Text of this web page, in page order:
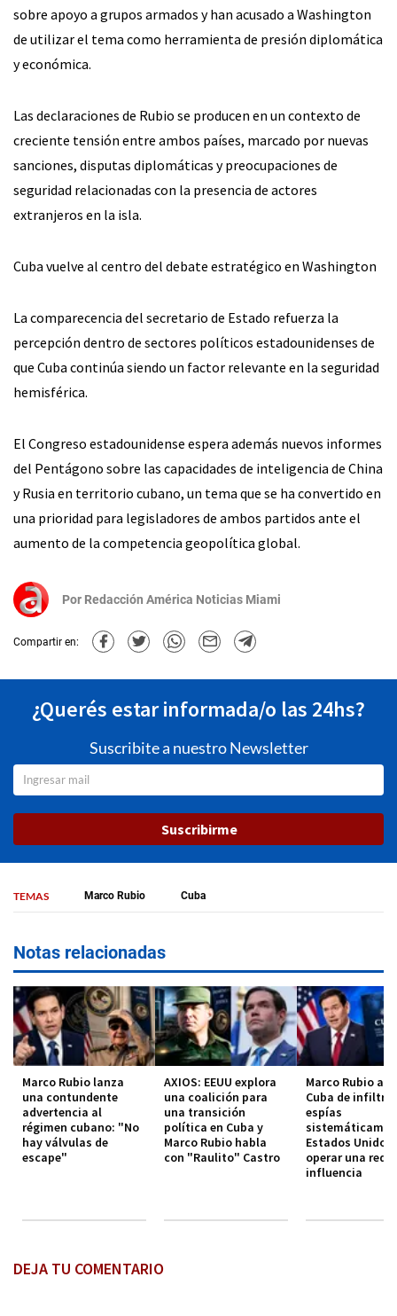
sobre apoyo a grupos armados y han acusado a Washington
de utilizar el tema como herramienta de presión diplomática
y económica.
Las declaraciones de Rubio se producen en un contexto de
creciente tensión entre ambos países, marcado por nuevas
sanciones, disputas diplomáticas y preocupaciones de
seguridad relacionadas con la presencia de actores
extranjeros en la isla.
Cuba vuelve al centro del debate estratégico en Washington
La comparecencia del secretario de Estado refuerza la
percepción dentro de sectores políticos estadounidenses de
que Cuba continúa siendo un factor relevante en la seguridad
hemisférica.
El Congreso estadounidense espera además nuevos informes
del Pentágono sobre las capacidades de inteligencia de China
y Rusia en territorio cubano, un tema que se ha convertido en
una prioridad para legisladores de ambos partidos ante el
aumento de la competencia geopolítica global.
Por Redacción América Noticias Miami
Compartir en:
¿Querés estar informada/o las 24hs?
Suscribite a nuestro Newsletter
Suscribirme
TEMAS Marco Rubio Cuba
Notas relacionadas
Marco Rubio lanza
una contundente
advertencia al
régimen cubano: "No
hay válvulas de
escape"
AXIOS: EEUU explora
una coalición para
una transición
política en Cuba y
Marco Rubio habla
con "Raulito" Castro
Marco Rubio
Cuba de infiltrar
espías
Estados Unidos
operar una red
influencia
DEJA TU COMENTARIO